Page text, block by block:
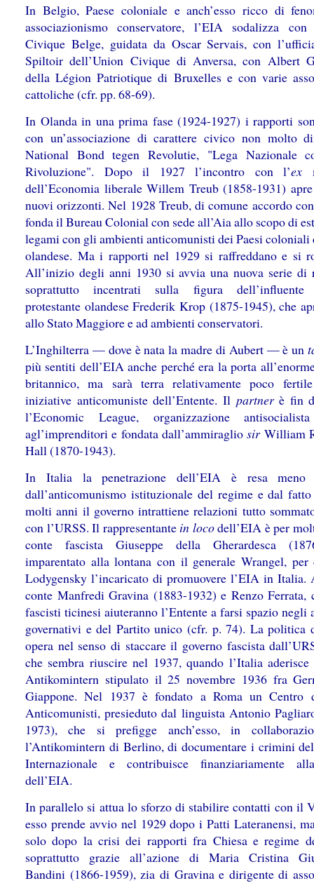
In Belgio, Paese coloniale e anch’esso ricco di
associazionismo conservatore, l’EIA sodalizza con
Civique Belge, guidata da Oscar Servais, con
Spiltoir dell’Union Civique di Anversa, con Albert
della Légion Patriotique di Bruxelles e con varie
cattoliche (cfr. pp. 68-69).
In Olanda in una prima fase (1924-1927) i rapporti
con un’associazione di carattere civico non molto
National Bond tegen Revolutie, "Lega Nazionale
Rivoluzione". Dopo il 1927 l’incontro con l’ex
dell’Economia liberale Willem Treub (1858-1931)
nuovi orizzonti. Nel 1928 Treub, di comune accordo
fonda il Bureau Colonial con sede all’Aia allo scopo di
legami con gli ambienti anticomunisti dei Paesi coloniali
olandese. Ma i rapporti nel 1929 si raffreddano e si
All’inizio degli anni 1930 si avvia una nuova serie di
soprattutto incentrati sulla figura dell’influente
protestante olandese Frederik Krop (1875-1945), che
allo Stato Maggiore e ad ambienti conservatori.
L’Inghilterra — dove è nata la madre di Aubert — è un
più sentiti dell’EIA anche perché era la porta
britannico, ma sarà terra relativamente poco
iniziative anticomuniste dell’Entente. Il partnerè fin
l’Economic League, organizzazione
agl’imprenditori e fondata dall’ammiragliosirWilliam
Hall (1870-1943).
In Italia la penetrazione dell’EIA è resa meno
dall’anticomunismo istituzionale del regime e dal
molti anni il governo intrattiene relazioni tutto
con l’URSS. Il rappresentante in locodell’EIA è per
conte fascista Giuseppe della Gherardesca
imparentato alla lontana con il generale Wrangel, per
Lodygensky l’incaricato di promuovere l’EIA in Italia.
conte Manfredi Gravina (1883-1932) e Renzo Ferrata,
fascisti ticinesi aiuteranno l’Entente a farsi spazio negli
governativi e del Partito unico (cfr. p. 74). La politica
opera nel senso di staccare il governo fascista
che sembra riuscire nel 1937, quando l’Italia
Antikomintern stipulato il 25 novembre 1936 fra
Giappone. Nel 1937 è fondato a Roma un Centro
Anticomunisti, presieduto dal linguista Antonio
1973), che si prefigge anch’esso, in
l’Antikomintern di Berlino, di documentare i crimini
Internazionale e contribuisce finanziariamente
dell’EIA.
In parallelo si attua lo sforzo di stabilire contatti con il
esso prende avvio nel 1929 dopo i Patti Lateranensi,
solo dopo la crisi dei rapporti fra Chiesa e regime
soprattutto grazie all’azione di Maria Cristina
Bandini (1866-1959), zia di Gravina e dirigente di